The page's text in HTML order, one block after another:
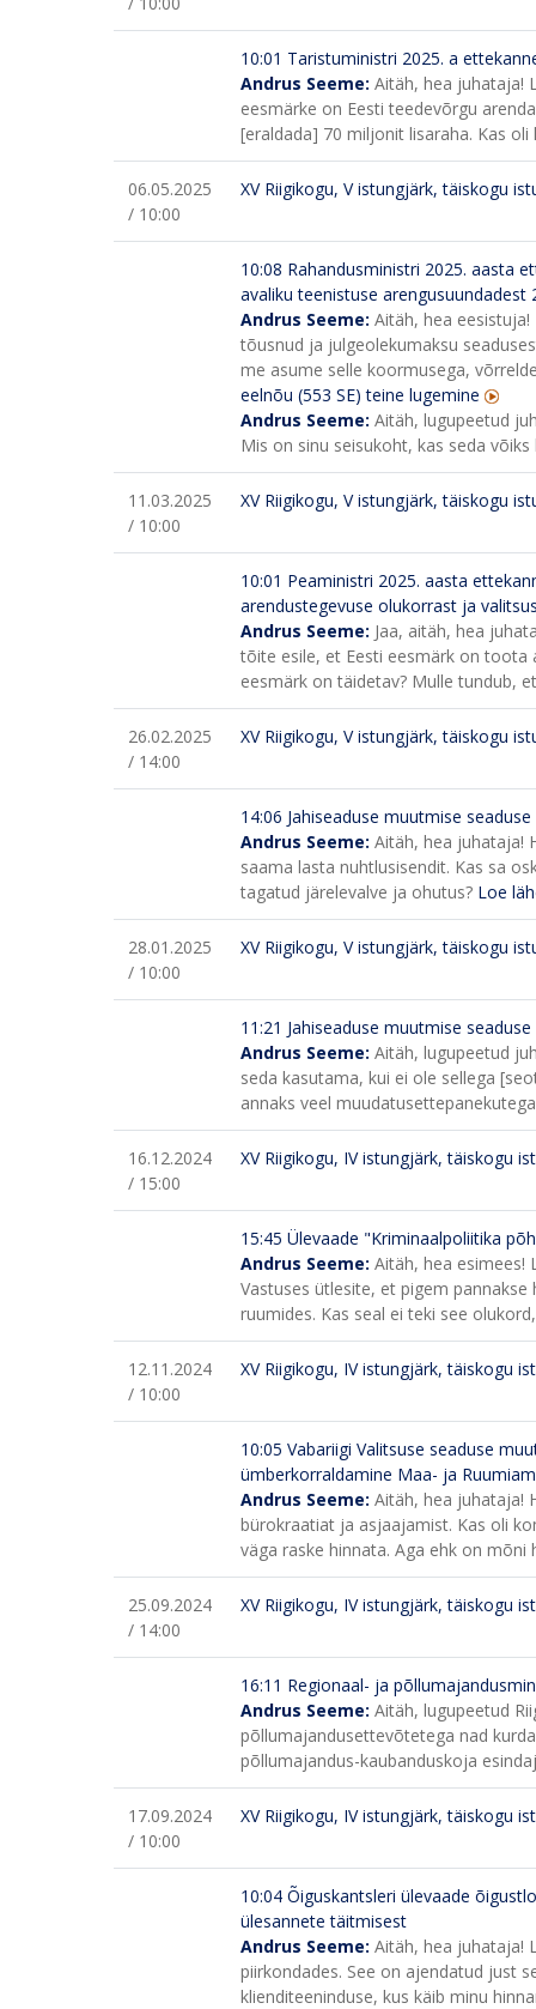
10:01 Taristuministri 2025. a
Andrus Seeme: Aitäh, hea juhataja!
eesmärke on Eesti teedevõrgu
[eraldada] 70 miljonit lisaraha. Kas
06.05.2025
/ 10:00
XV Riigikogu, V istungjärk, täiskogu
10:08 Rahandusministri 2025. aasta
avaliku teenistuse arengusuundadest
Andrus Seeme: Aitäh, hea
tõusnud ja julgeolekumaksu
me asume selle koormusega,
eelnõu (553 SE) teine lugemine
Andrus Seeme: Aitäh, lugupeetud
Mis on sinu seisukoht, kas seda võiks
11.03.2025
/ 10:00
XV Riigikogu, V istungjärk, täiskogu
10:01 Peaministri 2025. aasta
arendustegevuse olukorrast ja
Andrus Seeme: Jaa, aitäh, hea
tõite esile, et Eesti eesmärk on toota
eesmärk on täidetav? Mulle tundub,
26.02.2025
/ 14:00
XV Riigikogu, V istungjärk, täiskogu
14:06 Jahiseaduse muutmise
Andrus Seeme: Aitäh, hea juhataja!
saama lasta nuhtlusisendit. Kas sa
tagatud järelevalve ja ohutus? Loe
28.01.2025
/ 10:00
XV Riigikogu, V istungjärk, täiskogu
11:21 Jahiseaduse muutmise
Andrus Seeme: Aitäh, lugupeetud
seda kasutama, kui ei ole sellega
annaks veel
16.12.2024
/ 15:00
XV Riigikogu, IV istungjärk, täiskogu
15:45 Ülevaade "Kriminaalpoliitika
Andrus Seeme: Aitäh, hea esimees!
Vastuses ütlesite, et pigem
ruumides. Kas seal ei teki see
12.11.2024
/ 10:00
XV Riigikogu, IV istungjärk, täiskogu
10:05 Vabariigi Valitsuse seaduse
ümberkorraldamine Maa- ja
Andrus Seeme: Aitäh, hea juhataja!
bürokraatiat ja asjaajamist. Kas oli
väga raske hinnata. Aga ehk on mõni
25.09.2024
/ 14:00
XV Riigikogu, IV istungjärk, täiskogu
16:11 Regionaal- ja
Andrus Seeme: Aitäh, lugupeetud
põllumajandusettevõtetega nad
põllumajandus-kaubanduskoja
17.09.2024
/ 10:00
XV Riigikogu, IV istungjärk, täiskogu
10:04 Õiguskantsleri ülevaade
ülesannete täitmisest
Andrus Seeme: Aitäh, hea juhataja!
piirkondades. See on ajendatud just
klienditeeninduse, kus käib minu